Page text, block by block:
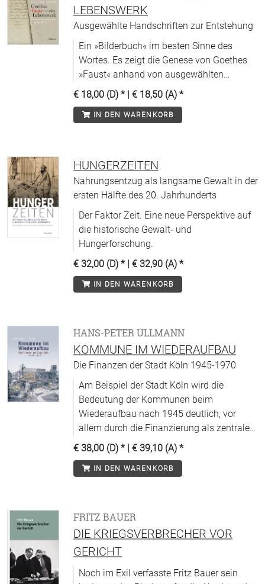
LEBENSWERK
Ausgewählte Handschriften zur Entstehung
Ein »Bilderbuch« im besten Sinne des
Wortes. Es zeigt die Genese von Goethes
»Faust« anhand von ausgewählten
Manuskriptseiten aus allen Phasen der
Werkentstehung.
€ 18,00 (D) * | € 18,50 (A) *
IN DEN WARENKORB
HUNGERZEITEN
Nahrungsentzug als langsame Gewalt in der
ersten Hälfte des 20. Jahrhunderts
Der Faktor Zeit. Eine neue Perspektive auf
die historische Gewalt- und
Hungerforschung.
€ 32,00 (D) * | € 32,90 (A) *
IN DEN WARENKORB
HANS-PETER ULLMANN
KOMMUNE IM WIEDERAUFBAU
Die Finanzen der Stadt Köln 1945-1970
Am Beispiel der Stadt Köln wird die
Bedeutung der Kommunen beim
Wiederaufbau nach 1945 deutlich, vor
allem durch die Finanzierung als zentrales
Fundament für dessen Erfolg.
€ 38,00 (D) * | € 39,10 (A) *
IN DEN WARENKORB
FRITZ BAUER
DIE KRIEGSVERBRECHER VOR
GERICHT
Noch im Exil verfasste Fritz Bauer sein